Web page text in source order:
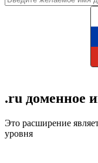
.ru доменное
Это расширение
уровня